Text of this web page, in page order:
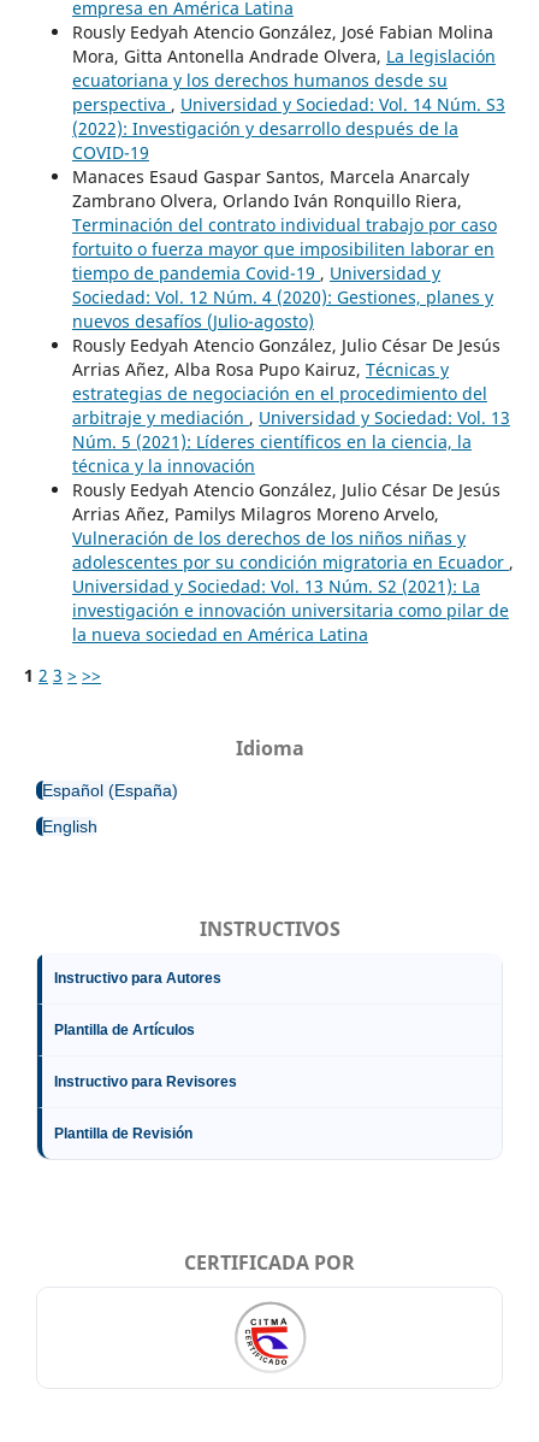
empresa en América Latina
Rously Eedyah Atencio González, José Fabian Molina
Mora, Gitta Antonella Andrade Olvera, La legislación
ecuatoriana y los derechos humanos desde su
perspectiva , Universidad y Sociedad: Vol. 14 Núm. S3
(2022): Investigación y desarrollo después de la
COVID-19
Manaces Esaud Gaspar Santos, Marcela Anarcaly
Zambrano Olvera, Orlando Iván Ronquillo Riera,
Terminación del contrato individual trabajo por caso
fortuito o fuerza mayor que imposibiliten laborar en
tiempo de pandemia Covid-19 , Universidad y
Sociedad: Vol. 12 Núm. 4 (2020): Gestiones, planes y
nuevos desafíos (Julio-agosto)
Rously Eedyah Atencio González, Julio César De Jesús
Arrias Añez, Alba Rosa Pupo Kairuz, Técnicas y
estrategias de negociación en el procedimiento del
arbitraje y mediación , Universidad y Sociedad: Vol. 13
Núm. 5 (2021): Líderes científicos en la ciencia, la
técnica y la innovación
Rously Eedyah Atencio González, Julio César De Jesús
Arrias Añez, Pamilys Milagros Moreno Arvelo,
Vulneración de los derechos de los niños niñas y
adolescentes por su condición migratoria en Ecuador ,
Universidad y Sociedad: Vol. 13 Núm. S2 (2021): La
investigación e innovación universitaria como pilar de
la nueva sociedad en América Latina
1 2 3 > >>
Idioma
Español (España)
English
INSTRUCTIVOS
Instructivo para Autores
Plantilla de Artículos
Instructivo para Revisores
Plantilla de Revisión
CERTIFICADA POR